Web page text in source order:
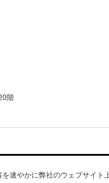
速やかに弊社のウェブサイト